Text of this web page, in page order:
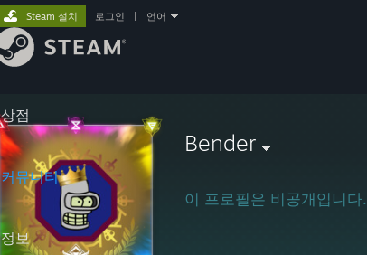
상점
커뮤니티
정보
Steam 설치 로그인 언어
Bender
이 프로필은 비공개입니다.